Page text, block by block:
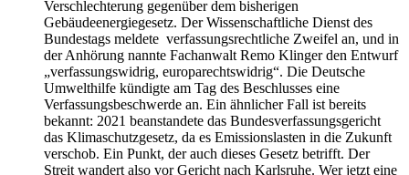
Verschlechterung gegenüber dem bisherigen
Gebäudeenergiegesetz. Der Wissenschaftliche Dienst des
Bundestags meldete verfassungsrechtliche Zweifel an, und in
der Anhörung nannte Fachanwalt Remo Klinger den Entwurf
„verfassungswidrig, europarechtswidrig“. Die Deutsche
Umwelthilfe kündigte am Tag des Beschlusses eine
Verfassungsbeschwerde an. Ein ähnlicher Fall ist bereits
bekannt: 2021 beanstandete das Bundesverfassungsgericht
das Klimaschutzgesetz, da es Emissionslasten in die Zukunft
verschob. Ein Punkt, der auch dieses Gesetz betrifft. Der
Streit wandert also vor Gericht nach Karlsruhe. Wer jetzt eine